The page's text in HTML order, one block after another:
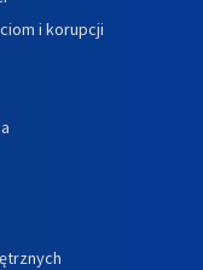
i korupcji